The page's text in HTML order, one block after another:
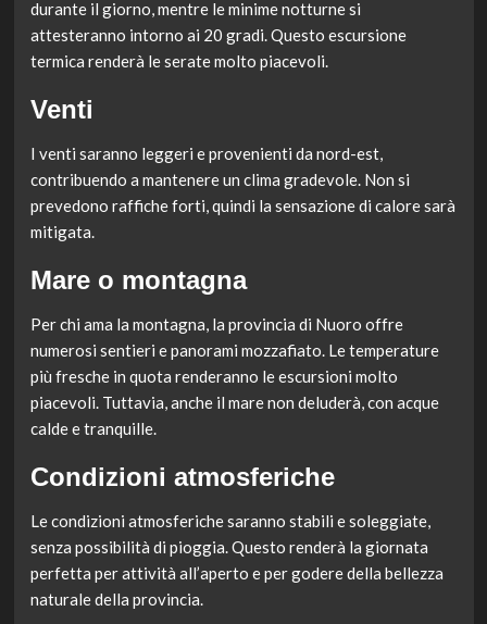
durante il giorno, mentre le minime notturne si
attesteranno intorno ai 20 gradi. Questo escursione
termica renderà le serate molto piacevoli.
Venti
I venti saranno leggeri e provenienti da nord-est,
contribuendo a mantenere un clima gradevole. Non si
prevedono raffiche forti, quindi la sensazione di calore sarà
mitigata.
Mare o montagna
Per chi ama la montagna, la provincia di Nuoro offre
numerosi sentieri e panorami mozzafiato. Le temperature
più fresche in quota renderanno le escursioni molto
piacevoli. Tuttavia, anche il mare non deluderà, con acque
calde e tranquille.
Condizioni atmosferiche
Le condizioni atmosferiche saranno stabili e soleggiate,
senza possibilità di pioggia. Questo renderà la giornata
perfetta per attività all’aperto e per godere della bellezza
naturale della provincia.